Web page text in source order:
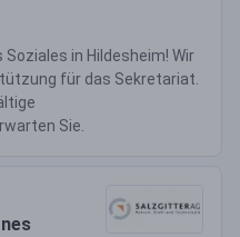
in Hildesheim! Wir
für das Sekretariat.
Sie.